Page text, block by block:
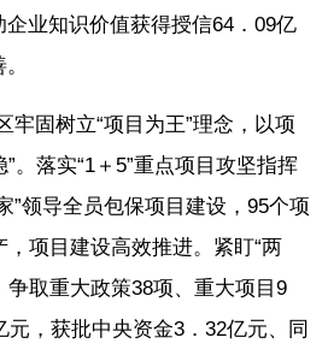
业知识价值获得授信64．09亿
牢固树立“项目为王”理念，以项
”。落实“1＋5”重点项目攻坚指挥
”领导全员包保项目建设，95个项
，项目建设高效推进。紧盯“两
争取重大政策38项、重大项目9
元，获批中央资金3．32亿元、同